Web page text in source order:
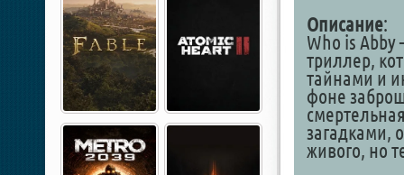
Описание:
Who is
триллер,
тайнами и
фоне
загадками,
живого, но